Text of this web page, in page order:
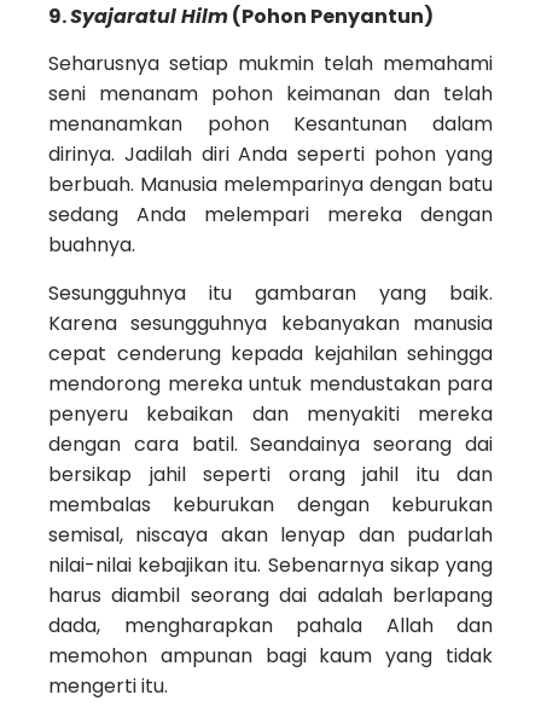
9.Syajaratul Hilm(Pohon Penyantun)
Seharusnya setiap mukmin telah memahami
seni menanam pohon keimanan dan telah
menanamkan pohon Kesantunan dalam
dirinya. Jadilah diri Anda seperti pohon yang
berbuah. Manusia melemparinya dengan batu
sedang Anda melempari mereka dengan
buahnya.
Sesungguhnya itu gambaran yang baik.
Karena sesungguhnya kebanyakan manusia
cepat cenderung kepada kejahilan sehingga
mendorong mereka untuk mendustakan para
penyeru kebaikan dan menyakiti mereka
dengan cara batil. Seandainya seorang dai
bersikap jahil seperti orang jahil itu dan
membalas keburukan dengan keburukan
semisal, niscaya akan lenyap dan pudarlah
nilai-nilai kebajikan itu. Sebenarnya sikap yang
harus diambil seorang dai adalah berlapang
dada, mengharapkan pahala Allah dan
memohon ampunan bagi kaum yang tidak
mengerti itu.